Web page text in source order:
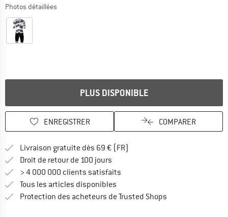
Photos détaillées
PLUS DISPONIBLE
ENREGISTRER COMPARER
Livraison gratuite dès 69 € (FR)
Droit de retour de 100 jours
> 4 000 000 clients satisfaits
Tous les articles disponibles
Protection des acheteurs de Trusted Shops